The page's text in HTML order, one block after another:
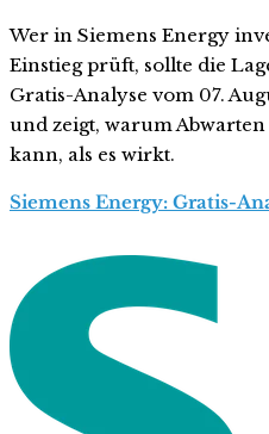
Wer in Siemens Energy
Einstieg prüft, sollte die
Gratis-Analyse vom 07.
und zeigt, warum
kann, als es wirkt.
Siemens Energy: Gratis-